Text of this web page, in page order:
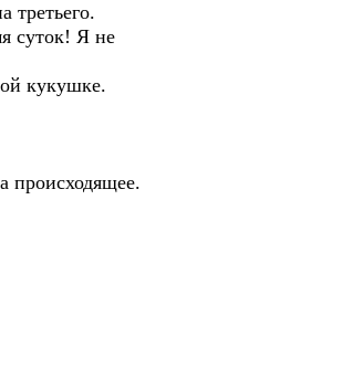
третьего.
суток! Я не
кукушке.
происходящее.